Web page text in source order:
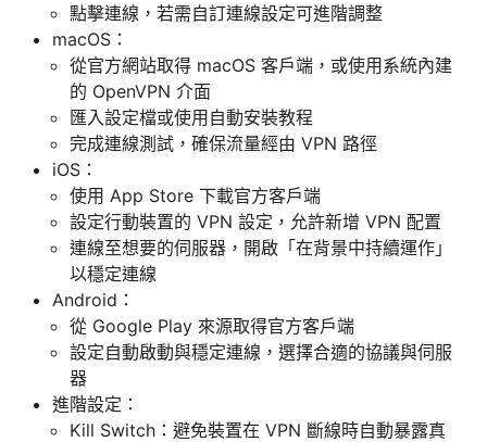
點擊連線，若需自訂連線設定可進階調整
macOS：
從官方網站取得 macOS 客戶端，或使用系統內建
的 OpenVPN 介面
匯入設定檔或使用自動安裝教程
完成連線測試，確保流量經由 VPN 路徑
iOS：
使用 App Store 下載官方客戶端
設定行動裝置的 VPN 設定，允許新增 VPN 配置
連線至想要的伺服器，開啟「在背景中持續運作」
以穩定連線
Android：
從 Google Play 來源取得官方客戶端
設定自動啟動與穩定連線，選擇合適的協議與伺服
器
進階設定：
Kill Switch：避免裝置在 VPN 斷線時自動暴露真